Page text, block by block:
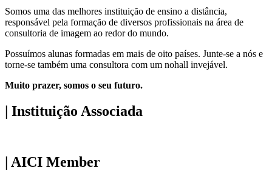
Somos uma das melhores instituição de ensino a distância,
responsável pela formação de diversos profissionais na área de
consultoria de imagem ao redor do mundo.
Possuímos alunas formadas em mais de oito países. Junte-se a nós e
torne-se também uma consultora com um nohall invejável.
Muito prazer, somos o seu futuro.
| Instituição Associada
| AICI Member